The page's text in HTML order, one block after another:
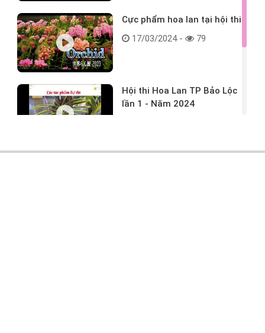
Cực phẩm hoa lan tại hội thi
17/03/2024 -
79
Hội thi Hoa Lan TP Bảo Lộc
lần 1 - Năm 2024